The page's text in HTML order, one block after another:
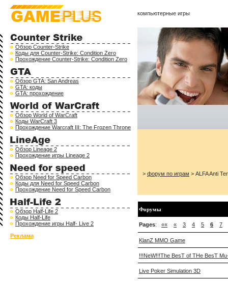
Обзор Counter-Strike
Коды для Counter-Strike: Condition Zero
Прохождение Counter-Strike: Condition Zero
Обзор GTA: San Andreas
GTA: коды
GTA: прохождение
Обзор World of WarCraft
Коды WarCraft 3
Прохождение Warcraft III: The Frozen Throne
Обзор Lineage 2
Прохождение игры Lineage 2
Обзор Need for Speed Carbon
Коды для Need for Speed Carbon
Прохождение Need for Speed Carbon
Обзор Half-Life 2
Коды Half-Life
Прохождение игры Half- Live 2
Реклама
компьютерные игры
> форум по играм > ALFA Anti
Форумы
Pages: «« « 3 4 5 6 7
KlanZ MMO Game
!!!NeW!!!The BesT of THe BesT
Live Poker Simulation 3D